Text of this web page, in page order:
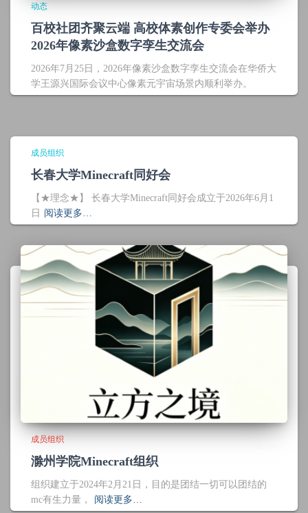
动态
百校社团齐聚云端 高校体素创作专委会举办
2026年像素沙盒数字孪生交流会
2026年7月25日，2026年像素沙盒数字孪生交流会在华侨大
学王源兴国际会议中心像素元宇宙场景内顺利举办。
成员组织
长春大学Minecraft同好会
【★理念★】 长春大学Minecraft同好会成立于2026年6月1
日 阅读更多…
成员组织
滁州学院Minecraft组织
组织建立于2024年2月21日，目的是团结一切可以团结的
mc有生力量，
阅读更多…